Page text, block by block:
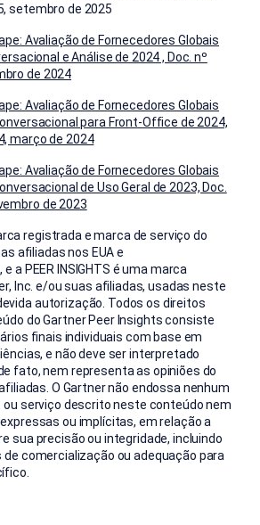
setembro de 2025
Avaliação de Fornecedores Globais
e Análise de 2024 , Doc. nº
de 2024
Avaliação de Fornecedores Globais
para Front-Office de 2024,
março de 2024
Avaliação de Fornecedores Globais
de Uso Geral de 2023, Doc.
de 2023
registrada e marca de serviço do
afiliadas nos EUA e
a PEER INSIGHTS é uma marca
Inc. e/ou suas afiliadas, usadas neste
autorização. Todos os direitos
do Gartner Peer Insights consiste
finais individuais com base em
e não deve ser interpretado
fato, nem representa as opiniões do
O Gartner não endossa nenhum
ou serviço descrito neste conteúdo nem
ou implícitas, em relação a
sua precisão ou integridade, incluindo
comercialização ou adequação para